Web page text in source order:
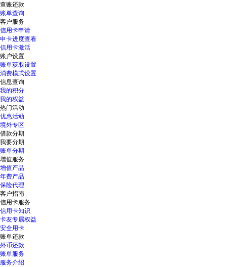
查账还款
账单查询
客户服务
信用卡申请
申卡进度查看
信用卡激活
账户设置
账单获取设置
消费模式设置
信息查询
我的积分
我的权益
热门活动
优惠活动
境外专区
借款分期
我要分期
账单分期
增值服务
增值产品
年费产品
保险代理
客户指南
信用卡服务
信用卡知识
卡友专属权益
安全用卡
账单还款
外币还款
账单服务
服务介绍